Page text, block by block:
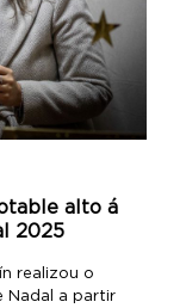
alto á
2025
realizou o
Nadal a partir